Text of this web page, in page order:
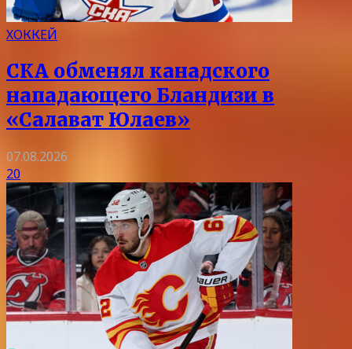
ХОККЕЙ
СКА обменял канадского
нападающего Бландизи в
«Салават Юлаев»
07.08.2026
20